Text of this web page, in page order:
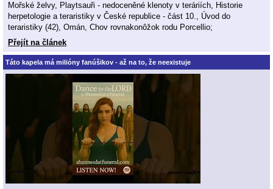
Mořské želvy, Playtsauři - nedoceněné klenoty v teráriích, Historie
herpetologie a teraristiky v České republice - část 10., Úvod do
teraristiky (42), Omán, Chov rovnakonôžok rodu Porcellio;
Přejít na článek
Táto kapela má milióny fanúšikov - až na to, že neexistuje